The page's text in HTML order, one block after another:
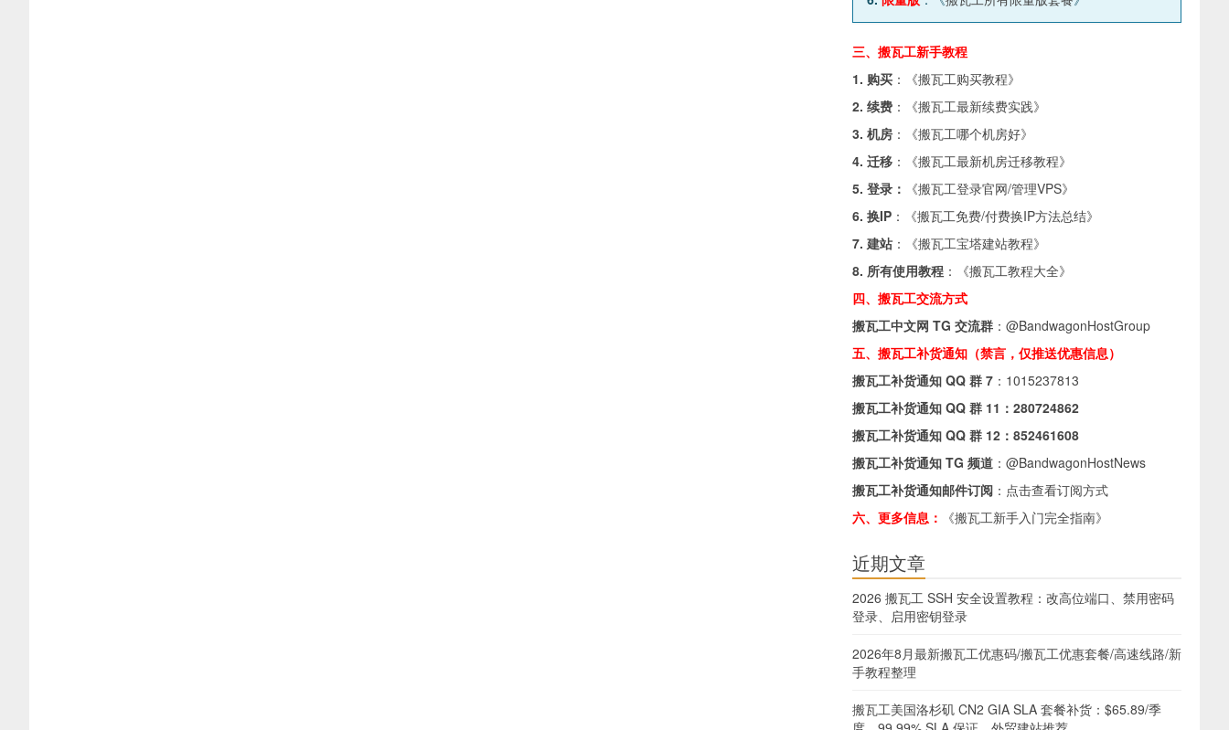
三、搬瓦工新手教程
1. 购买 ：《搬瓦工购买教程》
2. 续费 ：《搬瓦工最新续费实践》
3. 机房 ：《搬瓦工哪个机房好》
4. 迁移 ：《搬瓦工最新机房迁移教程》
5. 登录：
《搬瓦工登录官网/管理VPS》
6. 换IP ：《搬瓦工免费/付费换IP方法总结》
7. 建站 ：《搬瓦工宝塔建站教程》
8. 所有使用教程 ：《搬瓦工教程大全》
四、搬瓦工交流方式
搬瓦工中文网 TG 交流群 ： @BandwagonHostGroup
五、搬瓦工补货通知（禁言，仅推送优惠信息）
搬瓦工补货通知 QQ 群 7 ： 1015237813
搬瓦工补货通知 QQ 群 11： 280724862
搬瓦工补货通知 QQ 群 12： 852461608
搬瓦工补货通知 TG 频道 ： @BandwagonHostNews
搬瓦工补货通知邮件订阅 ： 点击查看订阅方式
六、更多信息：
《搬瓦工新手入门完全指南》
近期文章
2026 搬瓦工 SSH 安全设置教程：改高位端口、禁用密码
登录、启用密钥登录
2026年8月最新搬瓦工优惠码/搬瓦工优惠套餐/高速线路/新
手教程整理
搬瓦工美国洛杉矶 CN2 GIA SLA 套餐补货：$65.89/季